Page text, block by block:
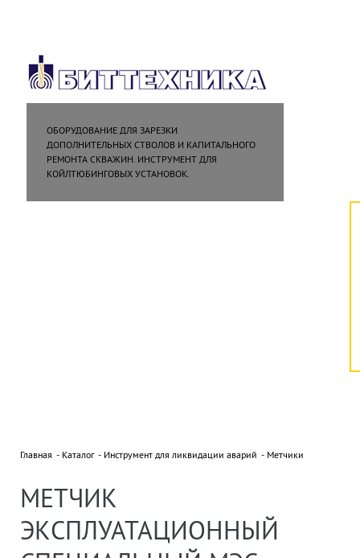
ОБОРУДОВАНИЕ ДЛЯ ЗАРЕЗКИ
ДОПОЛНИТЕЛЬНЫХ СТВОЛОВ И КАПИТАЛЬНОГО
РЕМОНТА СКВАЖИН. ИНСТРУМЕНТ ДЛЯ
КОЙЛТЮБИНГОВЫХ УСТАНОВОК.
Главная Каталог Инструмент для ликвидации аварий Метчики
МЕТЧИК
ЭКСПЛУАТАЦИОННЫЙ